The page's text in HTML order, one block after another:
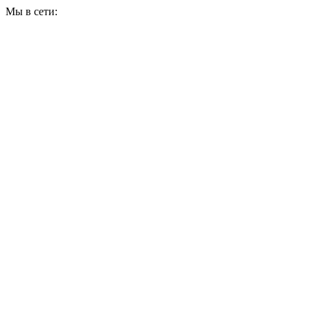
Мы в сети: